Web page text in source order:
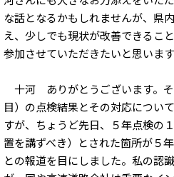
な話となるかもしれませんが、県
え、少しでも現状が改善できるこ
参加させていただきたいと思います
十河 ありがとうございます。
目）の点検結果とその対応につい
すが、ちょうど先日、５年点検の
置を講ずべき）とされた箇所が５
との報道を目にしました。私の認